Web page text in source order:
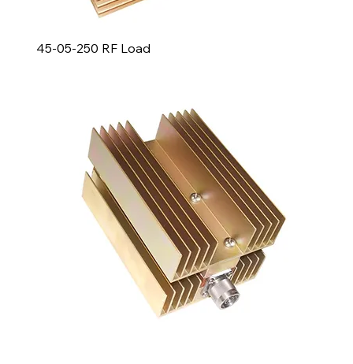
45-05-250 RF Load